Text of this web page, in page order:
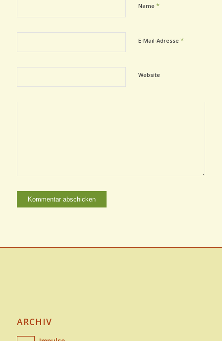
Name *
E-Mail-Adresse *
Website
ARCHIV